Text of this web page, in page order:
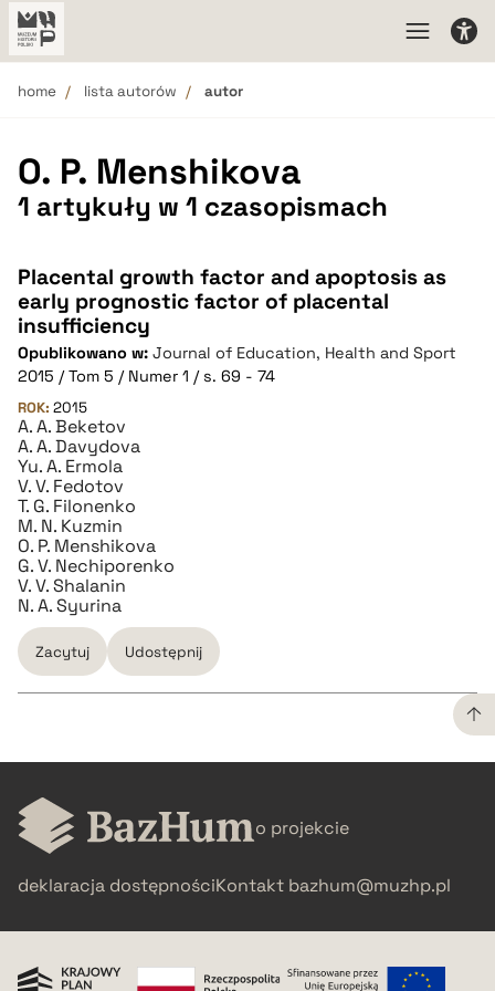
home lista autorów autor
O. P. Menshikova
1 artykuły w 1 czasopismach
Placental growth factor and apoptosis as
early prognostic factor of placental
insufficiency
Opublikowano w: Journal of Education, Health and Sport
2015 / Tom 5 / Numer 1 / s. 69 - 74
ROK: 2015
A. A. Beketov
A. A. Davydova
Yu. A. Ermola
V. V. Fedotov
T. G. Filonenko
M. N. Kuzmin
O. P. Menshikova
G. V. Nechiporenko
V. V. Shalanin
N. A. Syurina
Zacytuj Udostępnij
CZYSTY TEKST
pobierz cytat
BIBTEX
o projekcie
deklaracja dostępnościKontakt bazhum@muzhp.pl